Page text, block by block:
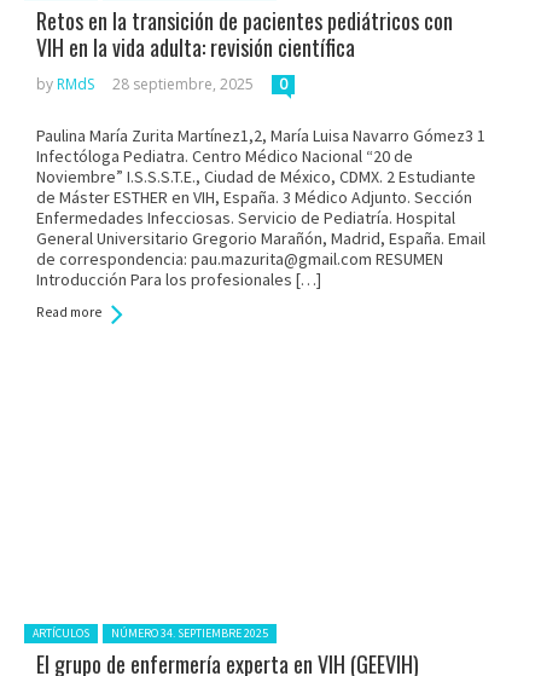
Retos en la transición de pacientes pediátricos con
VIH en la vida adulta: revisión científica
by RMdS 28 septiembre, 2025 0
Paulina María Zurita Martínez1,2, María Luisa Navarro Gómez3 1
Infectóloga Pediatra. Centro Médico Nacional “20 de
Noviembre” I.S.S.S.T.E., Ciudad de México, CDMX. 2 Estudiante
de Máster ESTHER en VIH, España. 3 Médico Adjunto. Sección
Enfermedades Infecciosas. Servicio de Pediatría. Hospital
General Universitario Gregorio Marañón, Madrid, España. Email
de correspondencia: pau.mazurita@gmail.com RESUMEN
Introducción Para los profesionales […]
Read more
Posted in:
ARTÍCULOS NÚMERO 34. SEPTIEMBRE 2025
El grupo de enfermería experta en VIH (GEEVIH)